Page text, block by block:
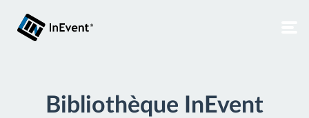
Bibliothèque InEvent